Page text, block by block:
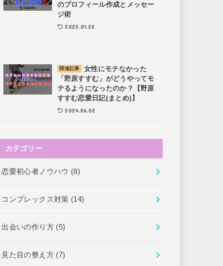
のプロフィール作成とメッセー
ジ術
2025.01.22
関連記事
女性にモテなかった
「野原すすむ」がどうやってモ
テるようになったのか？【野原
すすむ恋愛日記(まとめ)】
2024.06.02
カテゴリー
恋愛初心者ノウハウ (8)
コンプレックス対策 (14)
出会いの作り方 (5)
見た目の整え方 (7)